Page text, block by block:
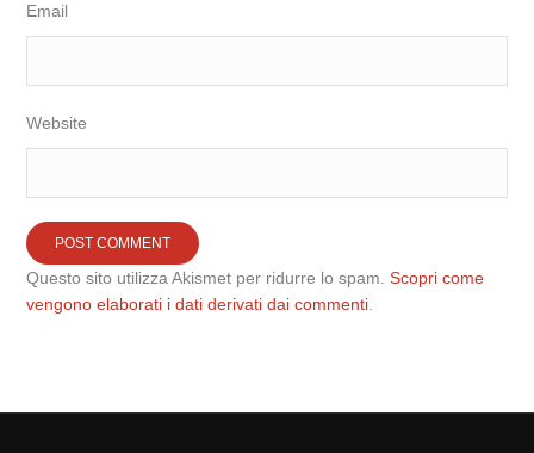
Email
Website
Questo sito utilizza Akismet per ridurre lo spam.Scopri come
vengono elaborati i dati derivati dai commenti